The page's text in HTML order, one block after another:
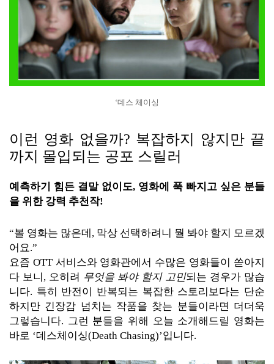
‘데스 체이싱
이런 영화 없을까? 복잡하지 않지만 끝
까지 몰입되는 공포 스릴러
예측하기 힘든 결말 없이도, 영화에 푹 빠지고 싶은 분들
을 위한 강력 추천작!
“볼 영화는 많은데, 막상 선택하려니 뭘 봐야 할지 모르겠
어요.”
요즘 OTT 서비스와 영화관에서 수많은 영화들이 쏟아지
다 보니, 오히려 무엇을 봐야 할지 고민되는 경우가 많습
니다. 특히 반전이 반복되는 복잡한 스토리보다는 단순
하지만 긴장감 넘치는 작품을 찾는 분들이라면 더더욱
그렇습니다. 그런 분들을 위해 오늘 소개해드릴 영화는
바로 ‘데스체이싱(Death Chasing)’입니다.